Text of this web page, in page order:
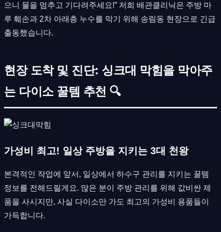
으니 물을 멈추고 기다려주세요!” 저희 배관클리닉은 주방 마
루 훼손과 2차 아래층 누수를 막기 위해 송림동 현장으로 긴급
출동했습니다.
현장 도착 및 진단: 싱크대 막힘을 막아주
는 다이소 꿀템 추천 🔍
가성비 최고! 일상 주방을 지키는 3대 천왕
본격적인 작업에 앞서, 일상에서 하수구 관리를 지키는 꿀템
정보를 전해드릴게요. 많은 분이 주방 관리를 위해 값비싼 제
품을 사시지만, 사실 다이소만 가도 최고의 가성비 용품들이
가득합니다.